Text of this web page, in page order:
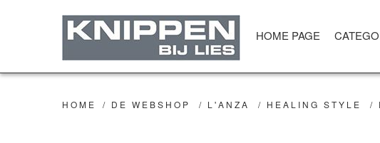
HOME PAGE
HOME / DE WEBSHOP / L'ANZA / HEALING STYLE /